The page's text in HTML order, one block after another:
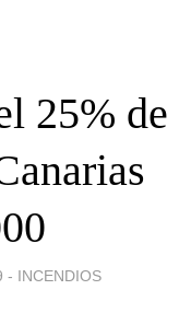
25% de
- INCENDIOS